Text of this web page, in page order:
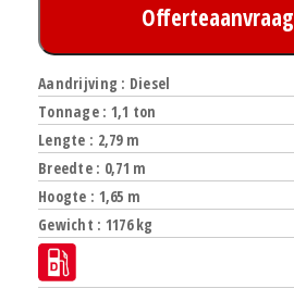
Offerteaanvraag
Aandrijving : Diesel
Tonnage : 1,1 ton
Lengte : 2,79 m
Breedte : 0,71 m
Hoogte : 1,65 m
Gewicht : 1176 kg